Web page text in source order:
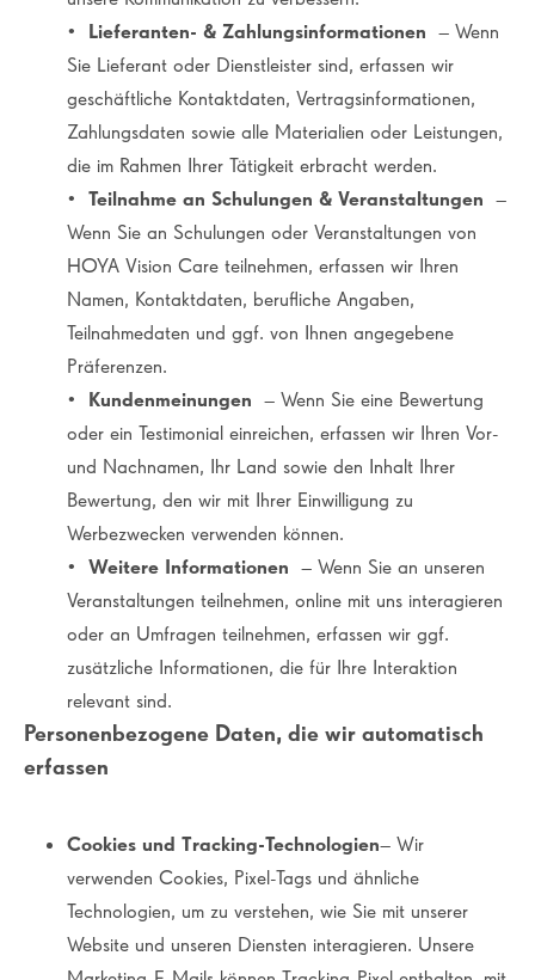
• Lieferanten- & Zahlungsinformationen – Wenn
Sie Lieferant oder Dienstleister sind, erfassen wir
geschäftliche Kontaktdaten, Vertragsinformationen,
Zahlungsdaten sowie alle Materialien oder Leistungen,
die im Rahmen Ihrer Tätigkeit erbracht werden.
• Teilnahme an Schulungen & Veranstaltungen –
Wenn Sie an Schulungen oder Veranstaltungen von
HOYA Vision Care teilnehmen, erfassen wir Ihren
Namen, Kontaktdaten, berufliche Angaben,
Teilnahmedaten und ggf. von Ihnen angegebene
Präferenzen.
• Kundenmeinungen – Wenn Sie eine Bewertung
oder ein Testimonial einreichen, erfassen wir Ihren Vor-
und Nachnamen, Ihr Land sowie den Inhalt Ihrer
Bewertung, den wir mit Ihrer Einwilligung zu
Werbezwecken verwenden können.
• Weitere Informationen – Wenn Sie an unseren
Veranstaltungen teilnehmen, online mit uns interagieren
oder an Umfragen teilnehmen, erfassen wir ggf.
zusätzliche Informationen, die für Ihre Interaktion
relevant sind.
Personenbezogene Daten, die wir automatisch
erfassen
Cookies und Tracking-Technologien– Wir
verwenden Cookies, Pixel-Tags und ähnliche
Technologien, um zu verstehen, wie Sie mit unserer
Website und unseren Diensten interagieren. Unsere